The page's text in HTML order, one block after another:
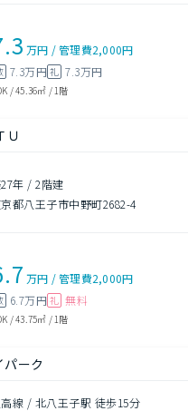
万円 /管理費2,000円
7.3万円礼 7.3万円
/45.36㎡ / 1階
Ｕ
年 /2階建
都八王子市中野町2682-4
万円 /管理費2,000円
6.7万円 礼 無料
/43.75㎡ / 1階
パーク
高線 / 北八王子駅 徒歩15分